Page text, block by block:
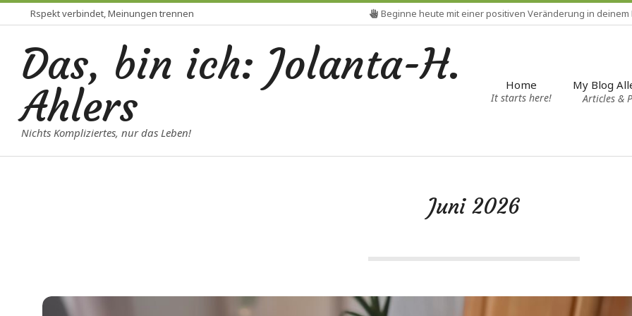
to
content
Rspekt verbindet, Meinungen trennen Beginne heute mit einer positiven Veränderung in deinem
Das, bin ich: Jolanta-H.
Ahlers
Nichts Kompliziertes, nur das Leben!
Home
It starts here!
My Blog
Articles &
Juni 2026